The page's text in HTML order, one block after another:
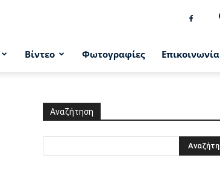
Βίντεο Φωτογραφίες Επικοινωνία
Αναζήτηση